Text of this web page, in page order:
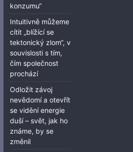
konzumu“
Intuitivně můžeme
cítit „blížící se
tektonický zlom“, v
souvislosti s tím,
čím společnost
prochází
Odložit závoj
nevědomí a otevřít
se vidění energie
duší – svět, jak ho
známe, by se
změnil